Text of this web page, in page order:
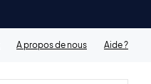
A propos de nous Aide ?